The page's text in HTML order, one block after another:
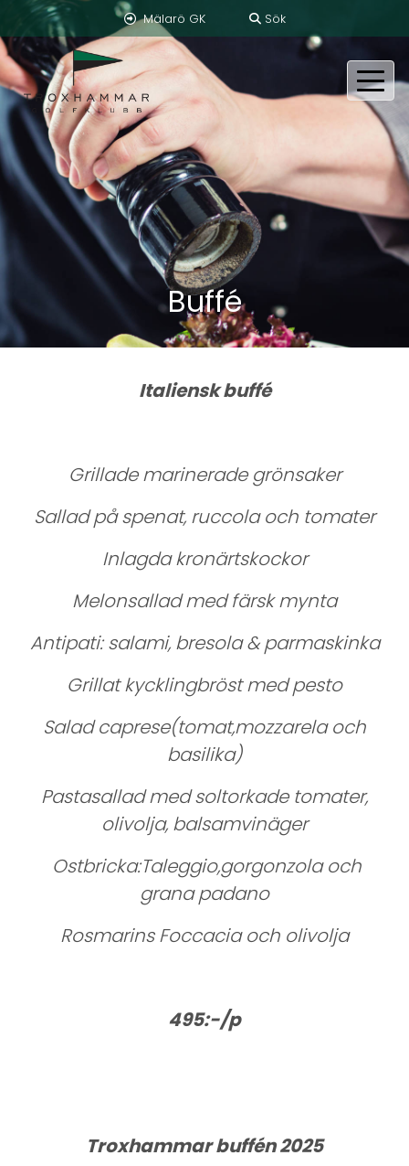
Mälarö GK Sök
Buffé
Italiensk buffé
Grillade marinerade grönsaker
Sallad på spenat, ruccola och tomater
Inlagda kronärtskockor
Melonsallad med färsk mynta
Antipati: salami, bresola & parmaskinka
Grillat kycklingbröst med pesto
Salad caprese(tomat,mozzarela och
basilika)
Pastasallad med soltorkade tomater,
olivolja, balsamvinäger
Ostbricka:Taleggio,gorgonzola och
grana padano
Rosmarins Foccacia och olivolja
495:-/p
Troxhammar buffén 2025